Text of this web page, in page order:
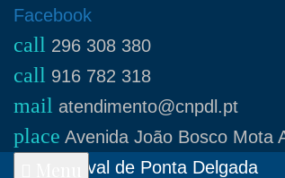
Skip
content
Facebook
call 296 308 380
call 916 782 318
mail atendimento@cnpdl.pt
place Avenida João Bosco Mota
Clube Naval de Ponta Delgada